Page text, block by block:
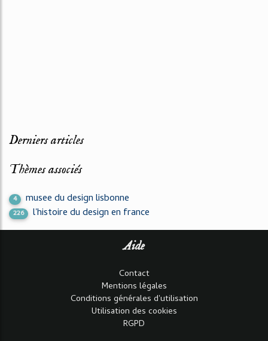
Derniers articles
Thèmes associés
4 musee du design lisbonne
226 l'histoire du design en france
Aide
Contact
Mentions légales
Conditions générales d'utilisation
Utilisation des cookies
RGPD